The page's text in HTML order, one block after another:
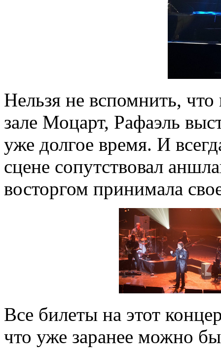
Нельзя не вспомнить,
зале Моцарт, Рафаэль
уже долгое время. И
сцене сопутствовал
восторгом принимала
Все билеты на этот
что уже заранее можно